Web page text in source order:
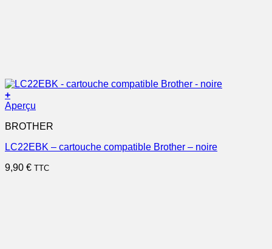
+
Aperçu
BROTHER
LC22EBK – cartouche compatible Brother – noire
9,90 € TTC